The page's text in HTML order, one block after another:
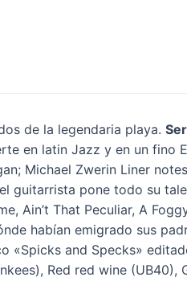
de la legendaria playa.
en latin Jazz y en un fino
Michael Zwerin Liner
guitarrista pone todo su
Ain’t That Peculiar, A
habían emigrado sus
«Spicks and Specks»
Red red wine (UB40),